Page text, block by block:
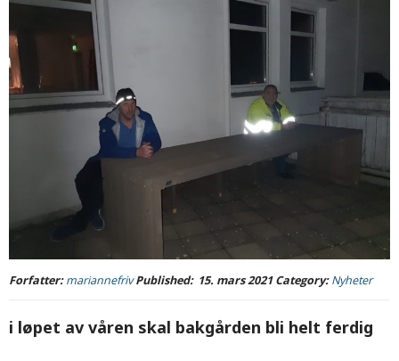
Forfatter:mariannefrivPublished: 15. mars 2021 Category:Nyheter
i løpet av våren skal bakgården bli helt ferdig